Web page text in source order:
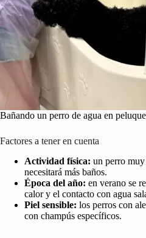
Bañando un perro de agua en
Factores a tener en cuenta
Actividad física: un perro
necesitará más baños.
Época del año: en verano se
calor y el contacto con agua
Piel sensible: los perros con
con champús específicos.